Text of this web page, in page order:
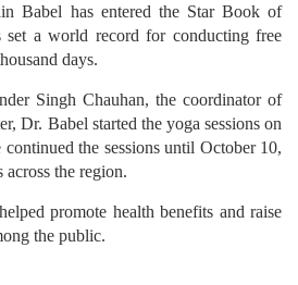
Babel has entered the Star Book of
set a world record for conducting free
days.
Singh Chauhan, the coordinator of
Dr. Babel started the yoga sessions on
continued the sessions until October 10,
the region.
promote health benefits and raise
the public.